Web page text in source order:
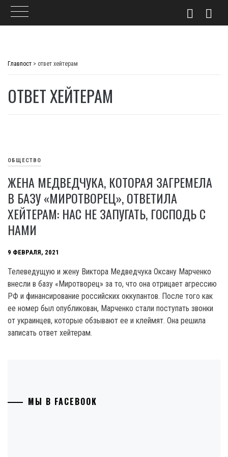
Главпост > ответ хейтерам
ОТВЕТ ХЕЙТЕРАМ
ОБЩЕСТВО
ЖЕНА МЕДВЕДЧУКА, КОТОРАЯ ЗАГРЕМЕЛА
В БАЗУ «МИРОТВОРЕЦ», ОТВЕТИЛА
ХЕЙТЕРАМ: НАС НЕ ЗАПУГАТЬ, ГОСПОДЬ С
НАМИ
9 ФЕВРАЛЯ, 2021
Телеведущую и жену Виктора Медведчука Оксану Марченко
внесли в базу «Миротворец» за то, что она отрицает агрессию
РФ и финансирование российских оккупантов. После того как
ее номер был опубликован, Марченко стали поступать звонки
от украинцев, которые обзывают ее и клеймят. Она решила
записать ответ хейтерам.
МЫ В FACEBOOK